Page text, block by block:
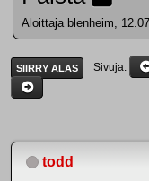
Aloittaja blenheim,
SIIRRY ALAS Sivuja
todd